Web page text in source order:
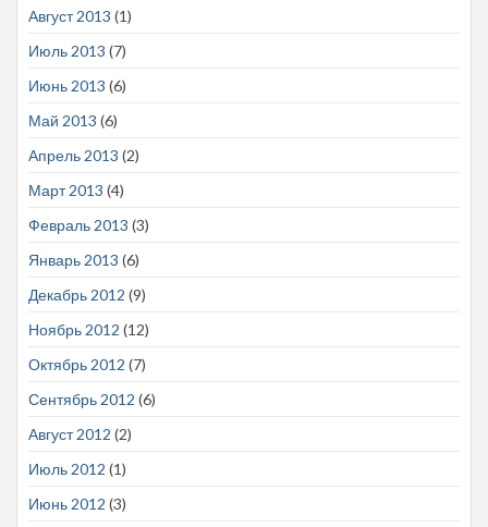
Август 2013 (1)
Июль 2013 (7)
Июнь 2013 (6)
Май 2013 (6)
Апрель 2013 (2)
Март 2013 (4)
Февраль 2013 (3)
Январь 2013 (6)
Декабрь 2012 (9)
Ноябрь 2012 (12)
Октябрь 2012 (7)
Сентябрь 2012 (6)
Август 2012 (2)
Июль 2012 (1)
Июнь 2012 (3)